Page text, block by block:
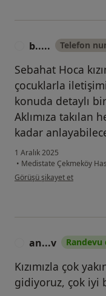
b..... Telefon
Sebahat Hoca
çocuklarla
konuda detaylı
Aklımıza takılan
kadar
1 Aralık 2025
• Medistate Çekmeköy
kullanıcının görüşüne göre
Görüşü şikayet et
an...v Randevu
Kızımızla çok
gidiyoruz, çok iyi